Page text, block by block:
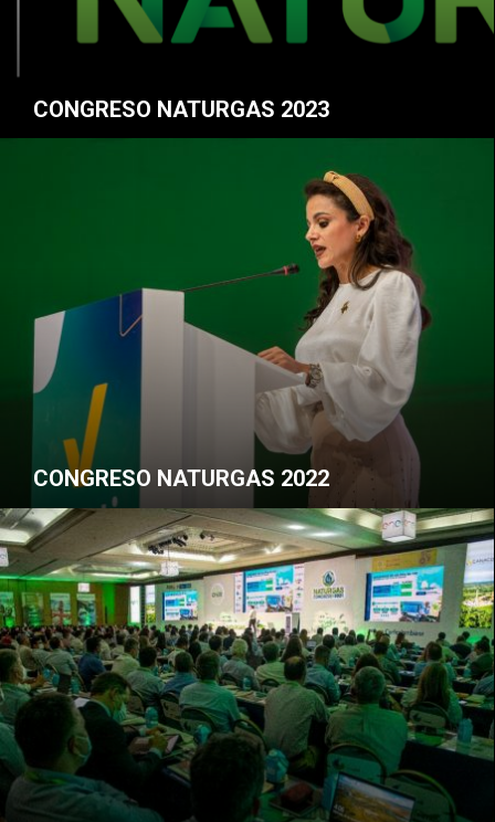
CONGRESO NATURGAS 2023
CONGRESO NATURGAS 2022